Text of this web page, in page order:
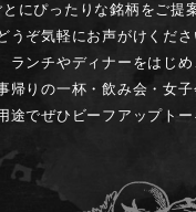
にぴったりな銘柄をご提
うぞ気軽にお声がけくださ
ランチやディナーをはじめ
帰りの一杯・飲み会・女子
途でぜひビーフアップトー